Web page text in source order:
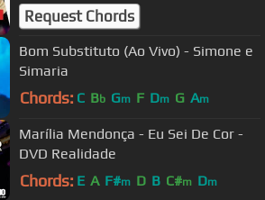
Request Chords
Bom Substituto (Ao Vivo) - Simone e
Simaria
Chords: C Bb Gm F Dm G Am
Marília Mendonça - Eu Sei De Cor -
DVD Realidade
Chords: E A F#m D B C#m Dm